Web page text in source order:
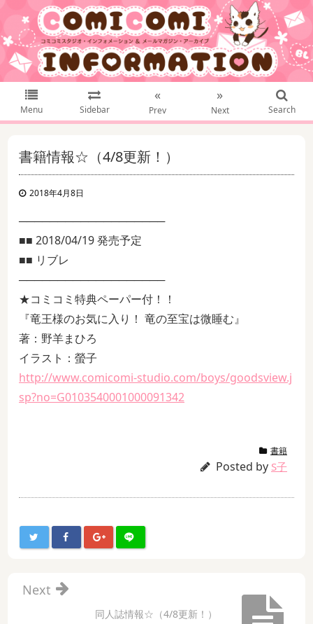
Menu Sidebar
«
Prev
»
Next Search
書籍情報☆（4/8更新！）
2018年4月8日
───────────────────
■■ 2018/04/19 発売予定
■■ リブレ
───────────────────
★コミコミ特典ペーパー付！！
『竜王様のお気に入り！ 竜の至宝は微睡む』
著：野羊まひろ
イラスト：螢子
http://www.comicomi-studio.com/boys/goodsview.j
sp?no=G0103540001000091342
書籍
Posted by S子
同人誌情報☆（4/8更新！）
Next